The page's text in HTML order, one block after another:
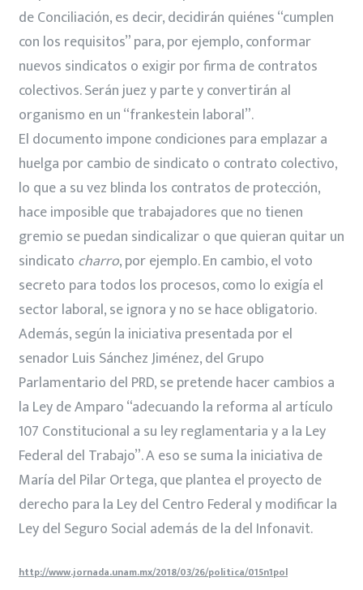
de Conciliación, es decir, decidirán quiénes “cumplen
con los requisitos” para, por ejemplo, conformar
nuevos sindicatos o exigir por firma de contratos
colectivos. Serán juez y parte y convertirán al
organismo en un “frankestein laboral”.
El documento impone condiciones para emplazar a
huelga por cambio de sindicato o contrato colectivo,
lo que a su vez blinda los contratos de protección,
hace imposible que trabajadores que no tienen
gremio se puedan sindicalizar o que quieran quitar un
sindicato charro, por ejemplo. En cambio, el voto
secreto para todos los procesos, como lo exigía el
sector laboral, se ignora y no se hace obligatorio.
Además, según la iniciativa presentada por el
senador Luis Sánchez Jiménez, del Grupo
Parlamentario del PRD, se pretende hacer cambios a
la Ley de Amparo “adecuando la reforma al artículo
107 Constitucional a su ley reglamentaria y a la Ley
Federal del Trabajo”. A eso se suma la iniciativa de
María del Pilar Ortega, que plantea el proyecto de
derecho para la Ley del Centro Federal y modificar la
Ley del Seguro Social además de la del Infonavit.
http://www.jornada.unam.mx/2018/03/26/politica/015n1pol